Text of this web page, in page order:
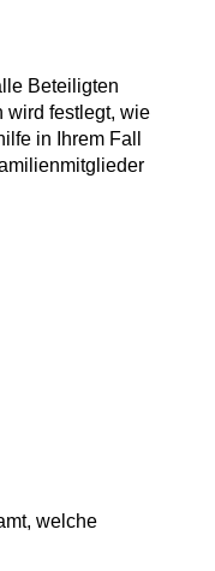
Beteiligten
wird festlegt, wie
in Ihrem Fall
welche